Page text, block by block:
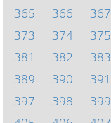
365
366 367
373
374 375
381
382 383
389
390 391
397
398 399